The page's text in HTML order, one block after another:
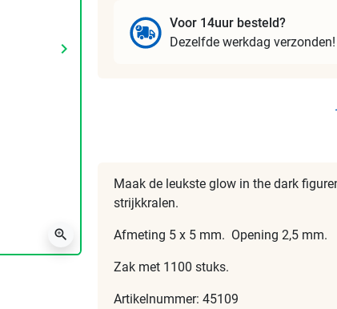
Volgende
keyboard_arrow_right
zoom_in
Voor 14uur besteld?
Dezelfde werkdag verzonden!
Maak de leukste glow in the dark
strijkkralen.
Afmeting 5 x 5 mm. Opening 2,5 mm.
Zak met 1100 stuks.
Artikelnummer: 45109